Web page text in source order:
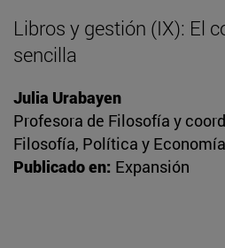
Libros y gestión (IX): El
sencilla
Julia Urabayen
Profesora de Filosofía y
Filosofía, Política y
Publicado en: Expansión